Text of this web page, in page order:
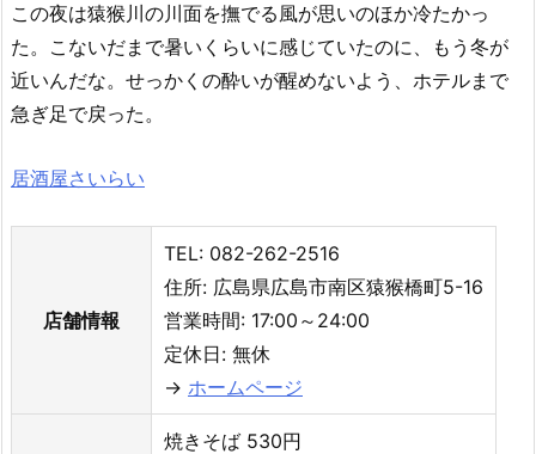
この夜は猿猴川の川面を撫でる風が思いのほか冷たかっ
た。こないだまで暑いくらいに感じていたのに、もう冬が
近いんだな。せっかくの酔いが醒めないよう、ホテルまで
急ぎ足で戻った。
居酒屋さいらい
店舗情報
TEL: 082-262-2516
住所: 広島県広島市南区猿猴橋町5-16
営業時間: 17:00～24:00
定休日: 無休
→ ホームページ
焼きそば 530円